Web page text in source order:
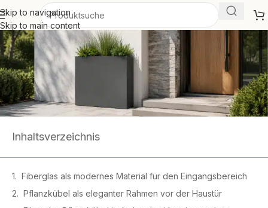
Skip to navigation
Skip to main content
Inhaltsverzeichnis
Fiberglas als modernes Material für den Eingangsbereich
Pflanzkübel als eleganter Rahmen vor der Haustür